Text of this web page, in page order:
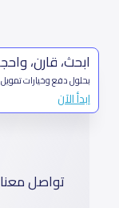
ابحث، قارن،
بحلول دفع وخيارات
ابدأ الآن
تواصل معنا